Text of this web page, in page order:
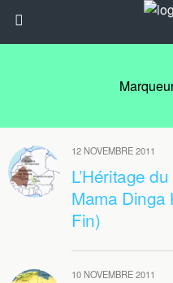
12 NOVEMBRE 2011
L’Héritage
Mama Dinga
Fin)
10 NOVEMBRE 2011